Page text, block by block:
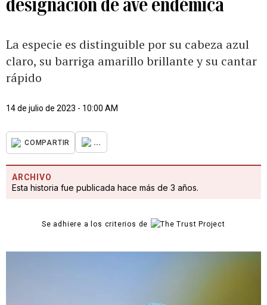
La especie es distinguible por su cabeza azul
claro, su barriga amarillo brillante y su cantar
rápido
14 de julio de 2023 - 10:00 AM
COMPARTIR ...
ARCHIVO
Esta historia fue publicada hace más de 3 años.
Se adhiere a los criterios de